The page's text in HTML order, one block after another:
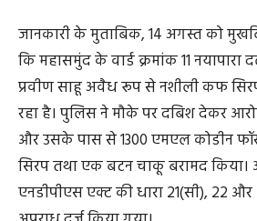
सुशांत प्रधान को भी गिरफ्तार किया,
कुल 500 नग नाइट्राजेपाम टैबलेट जप्त